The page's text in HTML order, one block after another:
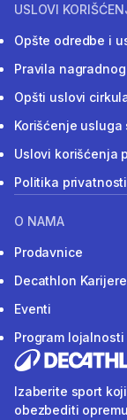
USLOVI
Opšte odredbe i
Pravila
Opšti uslovi
Korišćenje usluga
Uslovi korišćenja
Politika privatnosti
O NAMA
Prodavnice
Decathlon Karijere
Eventi
Program lojalnosti
Izaberite sport
obezbediti